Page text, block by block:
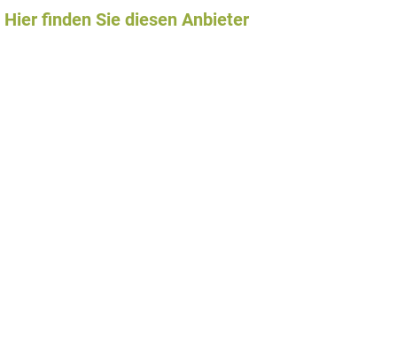
Hier finden Sie diesen Anbieter